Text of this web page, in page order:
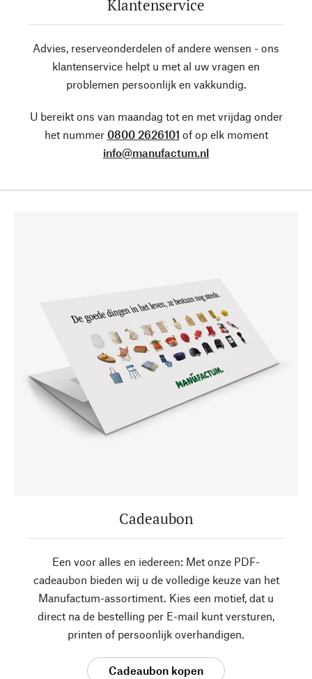
Klantenservice
Advies, reserveonderdelen of andere wensen - ons
klantenservice helpt u met al uw vragen en
problemen persoonlijk en vakkundig.
U bereikt ons van maandag tot en met vrijdag onder
het nummer 0800 2626101 of op elk moment
info@manufactum.nl
Cadeaubon
Een voor alles en iedereen: Met onze PDF-
cadeaubon bieden wij u de volledige keuze van het
Manufactum-assortiment. Kies een motief, dat u
direct na de bestelling per E-mail kunt versturen,
printen of persoonlijk overhandigen.
Cadeaubon kopen